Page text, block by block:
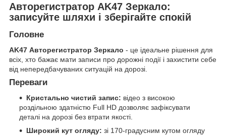
Авторегистратор AK47 Зеркало:
записуйте шляхи і зберігайте спокій
Головне
AK47 Авторегистратор Зеркало - це ідеальне рішення для
всіх, хто бажає мати записи про дорожні події і захистити себе
від непередбачуваних ситуацій на дорозі.
Переваги
Кристально чистий запис: відео з високою
роздільною здатністю Full HD дозволяє зафіксувати
деталі на дорозі без втрати якості.
Широкий кут огляду: зі 170-градусним кутом огляду